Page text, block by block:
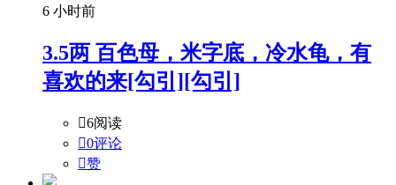
6 小时前
3.5两 百色母，米字底，冷水龟，有
喜欢的来[勾引][勾引]
6阅读
0评论
赞